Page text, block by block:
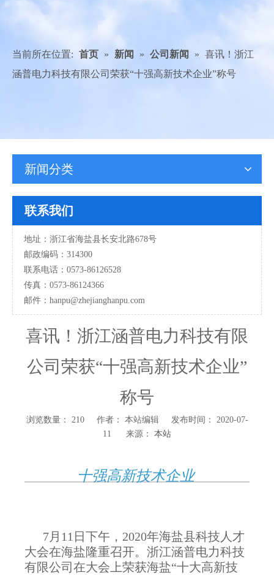
当前所在位置: 首页 » 新闻 » 公司新闻 » 喜讯！浙江
涵普电力科技有限公司荣获“十强高新技术企业”称号
新闻分类
联系我们
地址：浙江省海盐县长安北路678号
邮政编码：314300
联系电话：0573-86126528
传真：0573-86124366
邮件：hanpu@zhejianghanpu.com
喜讯！浙江涵普电力科技有限
公司荣获“十强高新技术企业”
称号
浏览数量： 210作者： 本站编辑 发布时间： 2020-07-
11 来源： 本站
十强高新技术企业
7月11日下午，2020年海盐县科技人才
大会在海盐隆重召开。浙江涵普电力科技
有限公司在大会上荣获海盐“十大高新技